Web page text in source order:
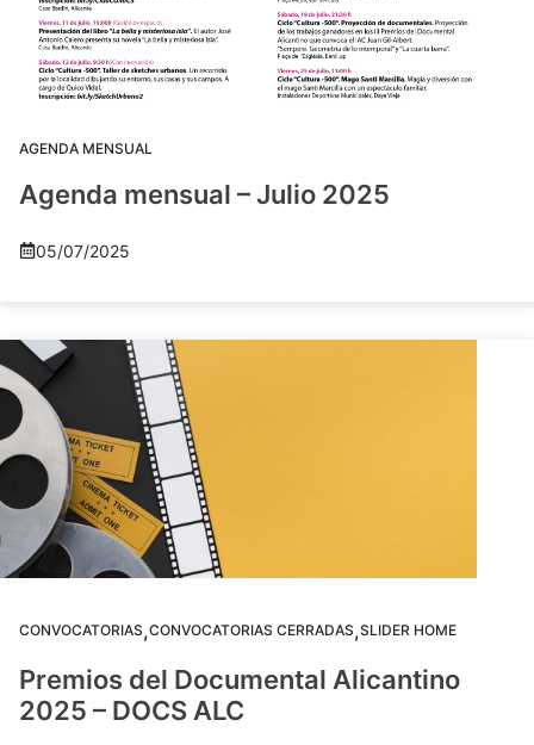
AGENDA MENSUAL
Agenda mensual – Julio 2025
05/07/2025
CONVOCATORIAS,CONVOCATORIAS CERRADAS,SLIDER HOME
Premios del Documental Alicantino
2025 – DOCS ALC